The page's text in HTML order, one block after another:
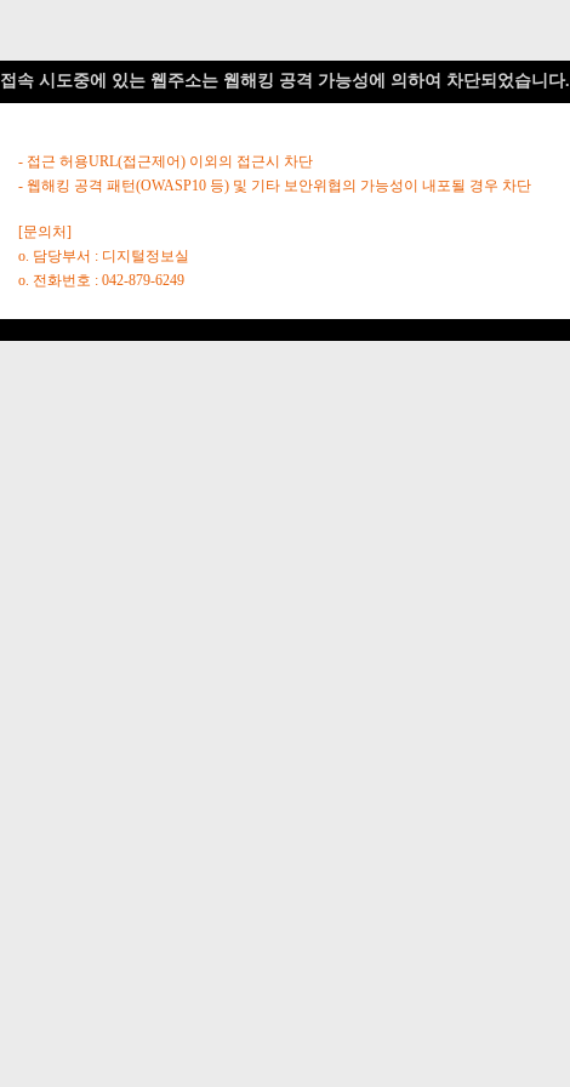
접속 시도중에 있는 웹주소는 웹해킹 공격 가능성에 의하여 차단되었습니다.
- 접근 허용URL(접근제어) 이외의 접근시 차단
- 웹해킹 공격 패턴(OWASP10 등) 및 기타 보안위협의 가능성이 내포될 경우 차단
[문의처]
o. 담당부서 : 디지털정보실
o. 전화번호 : 042-879-6249